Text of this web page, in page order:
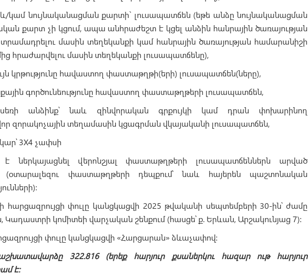
կամ նույնականացման քարտի` լուսապատճեն (եթե անձը նույնականացման
քարտ չի կցում, ապա անհրաժեշտ է կցել անձին հանրային ծառայության
մասին տեղեկանքի կամ հանրային ծառայության համարանիշի
հրաժարվելու մասին տեղեկանքի լուսապատճենը),
կրթությունը հավաստող փաստաթղթի(երի) լուսապատճեն(ները),
գործունեությունը հավաստող փաստաթղթերի լուսապատճեն,
անձինք՝ նաև զինվորական գրքույկի կամ դրան փոխարինող
զորակոչային տեղամասին կցագրման վկայականի լուսապատճեն,
3X4 չափսի
ներկայացնել վերոնշյալ փաստաթղթերի լուսապատճեններն արված
(օտարալեզու փաստաթղթերի դեպքում՝ նաև հայերեն պաշտոնական
հարցազրույցի փուլը կանցկացվի 2025 թվականի սեպտեմբերի 30-ին՝ ժամը
Կադաստրի կոմիտեի վարչական շենքում (հասցե՝ ք. Երևան, Արշակունյաց 7):
փուլը կանցկացվի «Հարցարան» ձևաչափով:
322.816 (երեք հարյուր քսաներկու հազար ութ հարյուր
է: